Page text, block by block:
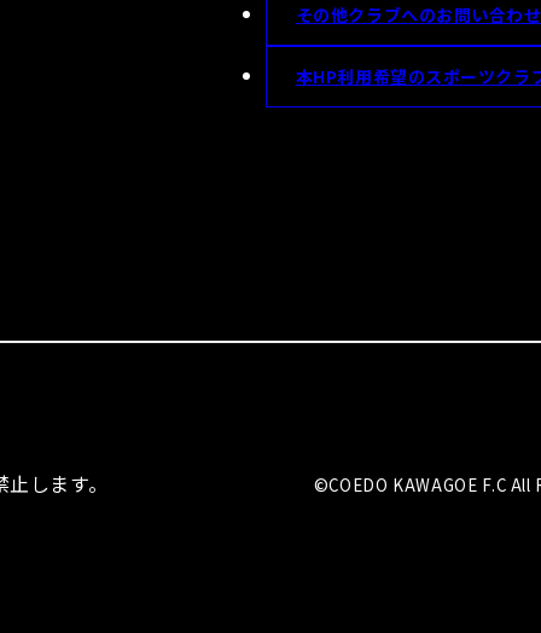
その他クラブへのお問い合わせ
本HP利用希望のスポーツクラ
します。 ©COEDO KAWAGOE F.C